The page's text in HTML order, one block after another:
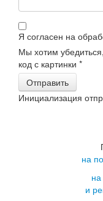
Я согласен на
Мы хотим
код с картинки *
Отправить
Инициализация
на
и